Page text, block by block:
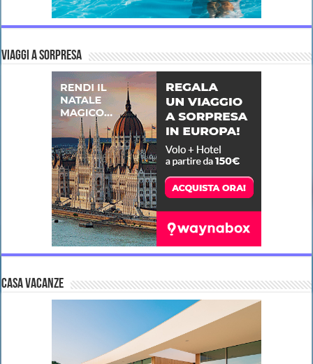
VIAGGI A SORPRESA
CASA VACANZE